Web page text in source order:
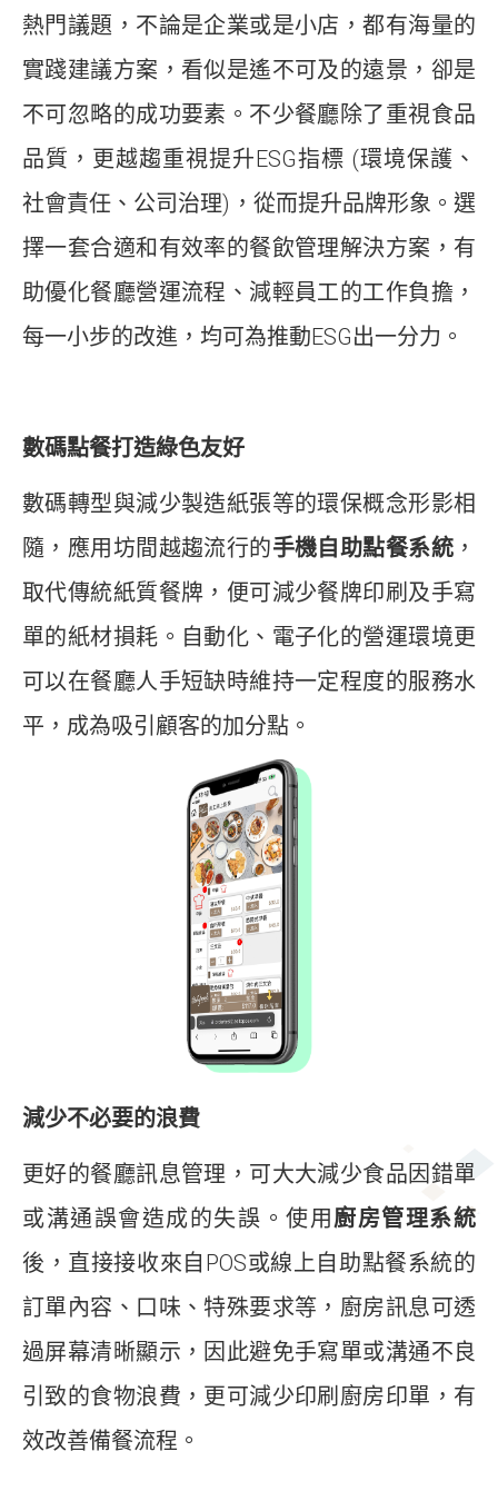
熱門議題，不論是企業或是小店，都有海量的
實踐建議方案，看似是遙不可及的遠景，卻是
不可忽略的成功要素。不少餐廳除了重視食品
品質，更越趨重視提升ESG指標 (環境保護、
社會責任、公司治理)，從而提升品牌形象。選
擇一套合適和有效率的餐飲管理解決方案，有
助優化餐廳營運流程、減輕員工的工作負擔，
每一小步的改進，均可為推動ESG出一分力。
數碼點餐打造綠色友好
數碼轉型與減少製造紙張等的環保概念形影相
隨，應用坊間越趨流行的手機自助點餐系統 ，
取代傳統紙質餐牌，便可減少餐牌印刷及手寫
單的紙材損耗。自動化、電子化的營運環境更
可以在餐廳人手短缺時維持一定程度的服務水
平，成為吸引顧客的加分點。
減少不必要的浪費
更好的餐廳訊息管理，可大大減少食品因錯單
或溝通誤會造成的失誤。使用廚房管理系統
後，直接接收來自POS或線上自助點餐系統的
訂單內容、口味、特殊要求等，廚房訊息可透
過屏幕清晰顯示，因此避免手寫單或溝通不良
引致的食物浪費，更可減少印刷廚房印單，有
效改善備餐流程。